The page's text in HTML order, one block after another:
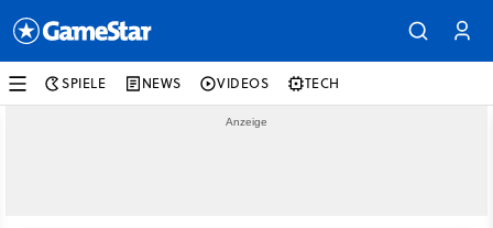
SPIELE NEWS VIDEOS TECH